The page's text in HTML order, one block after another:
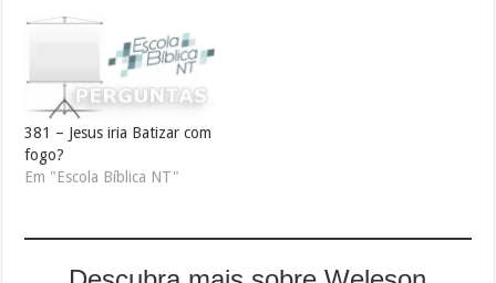
381 – Jesus iria Batizar com
fogo?
Em "Escola Bíblica NT"